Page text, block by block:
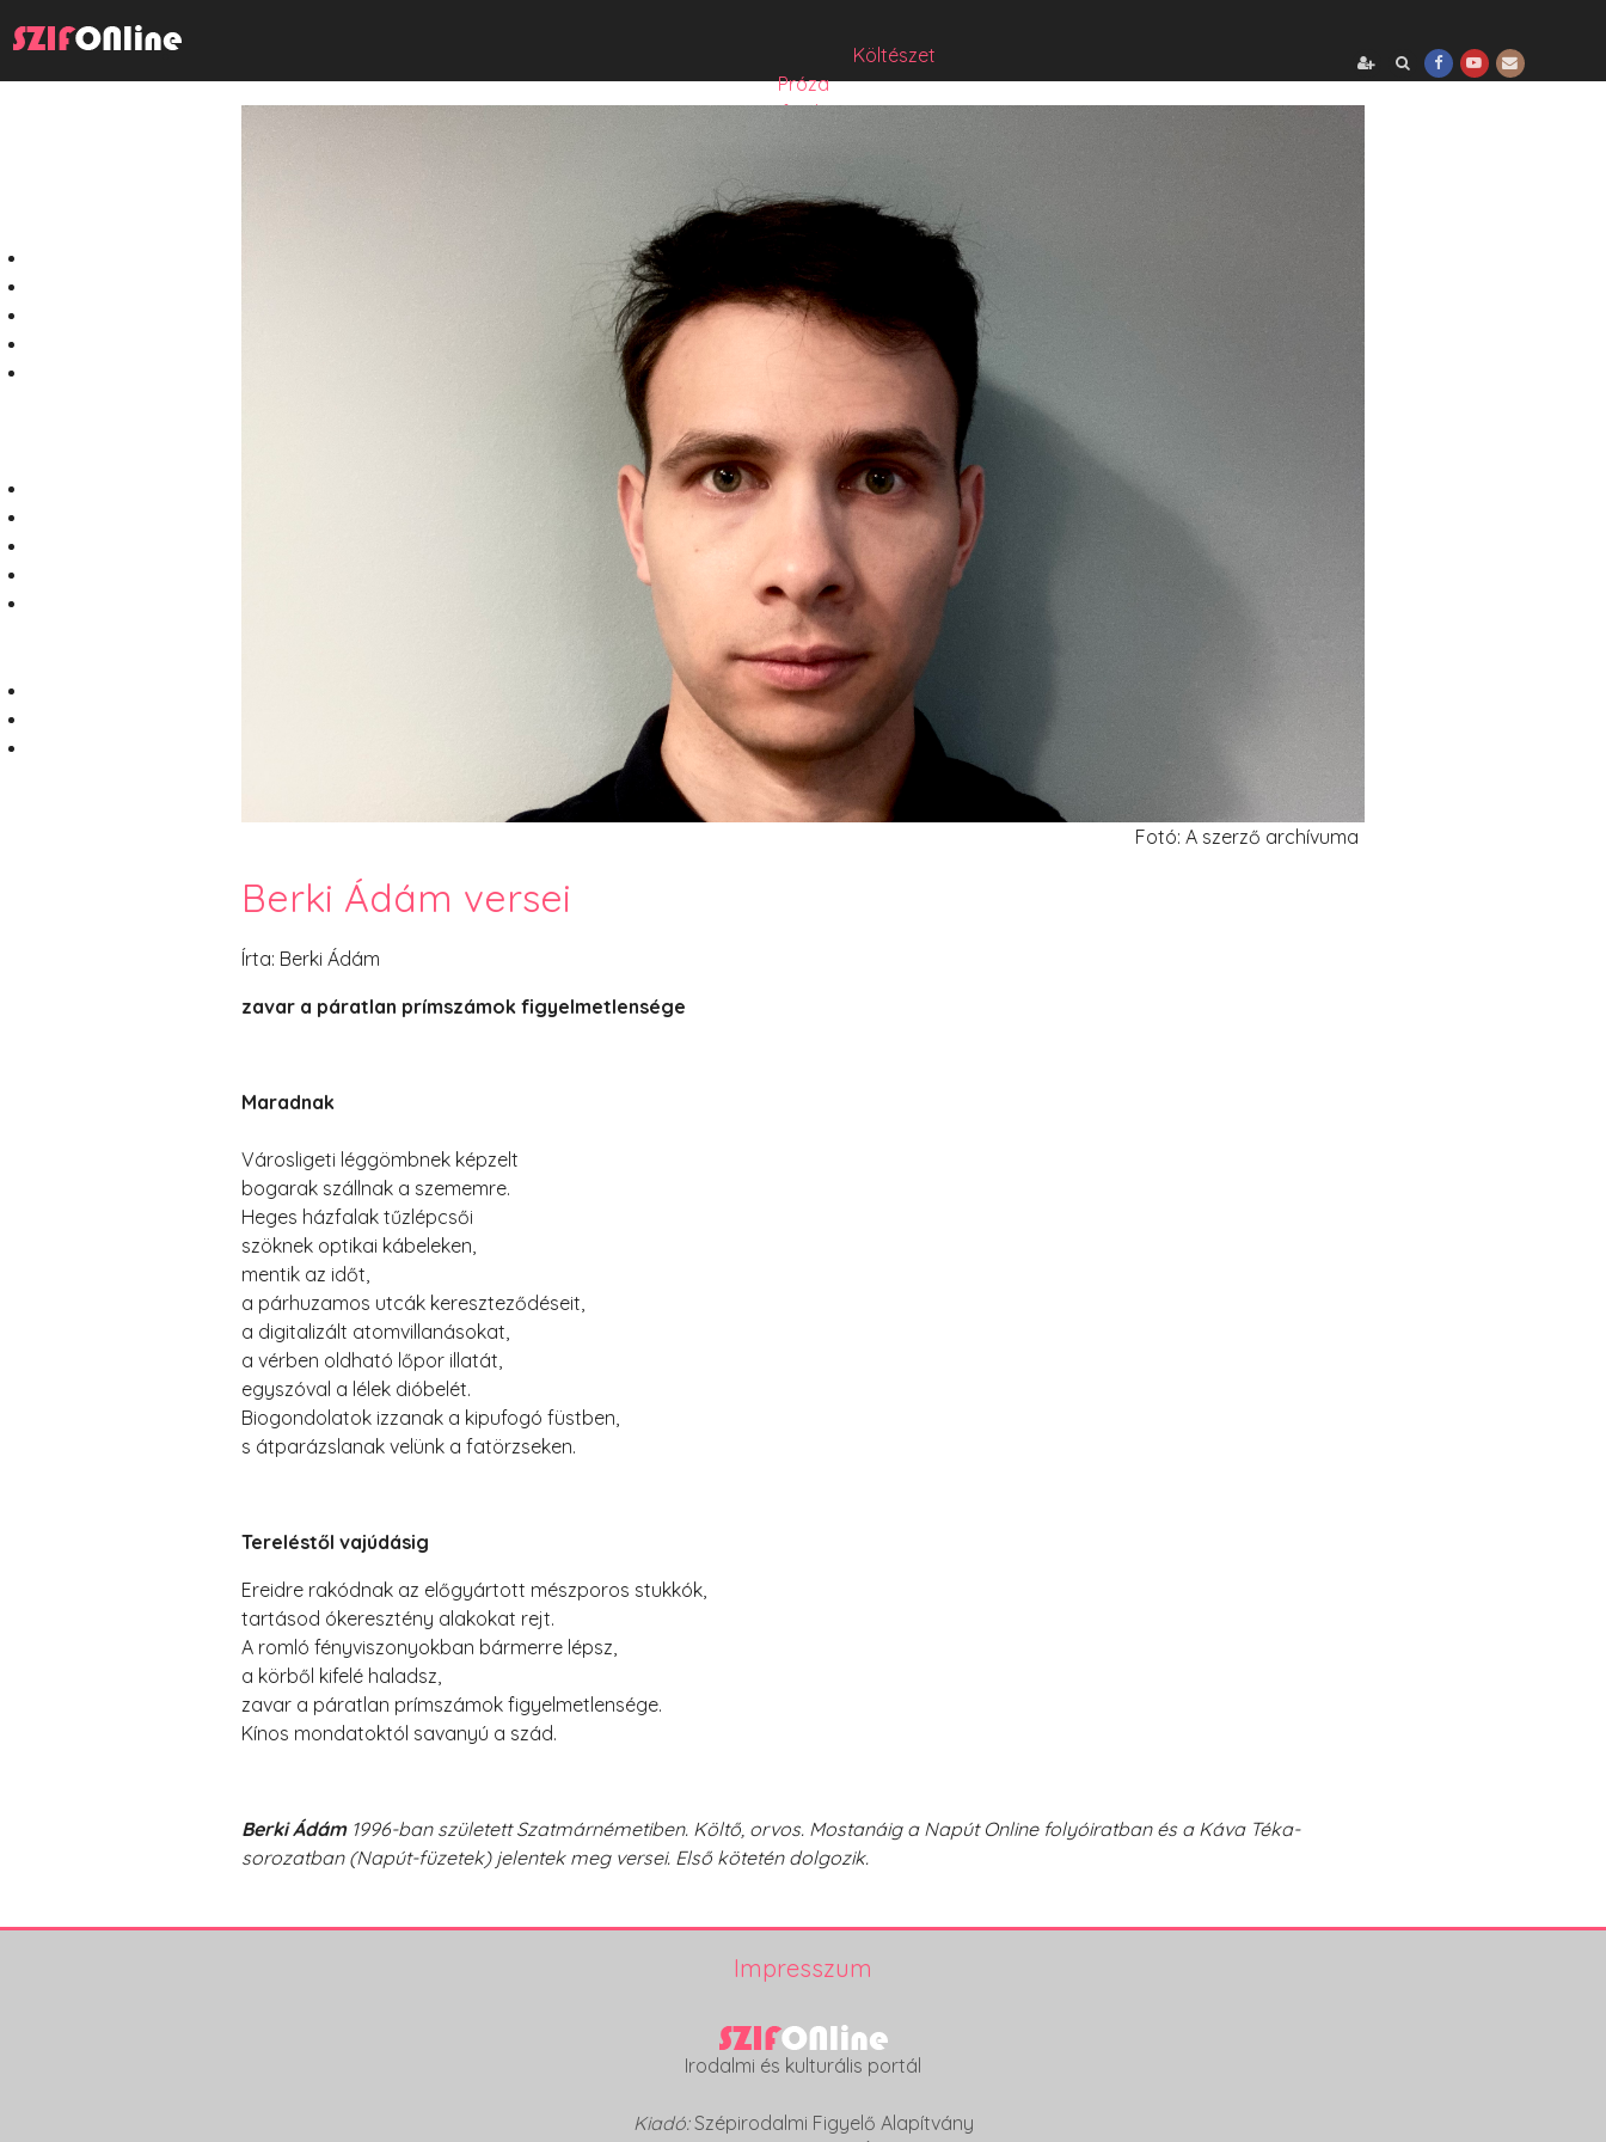
Költészet
Próza
Műfordítás
Folyó/irat/mentés
Sorozat
Hibrid
Hasznos szöveg
Józsefet nem kérdezte senki
Csízió
PesText
PesText 2021
PesText 2023
PesText 2024
PesText 2025
+SZIF
HNB
Eronim Mox szakácskönyve
Spoiler
Fotó: A szerző archívuma
Berki Ádám versei
Írta: Berki Ádám
zavar a páratlan prímszámok figyelmetlensége
Maradnak
Városligeti léggömbnek képzelt
bogarak szállnak a szememre.
Heges házfalak tűzlépcsői
szöknek optikai kábeleken,
mentik az időt,
a párhuzamos utcák kereszteződéseit,
a digitalizált atomvillanásokat,
a vérben oldható lőpor illatát,
egyszóval a lélek dióbelét.
Biogondolatok izzanak a kipufogó füstben,
s átparázslanak velünk a fatörzseken.
Tereléstől vajúdásig
Ereidre rakódnak az előgyártott mészporos stukkók,
tartásod ókeresztény alakokat rejt.
A romló fényviszonyokban bármerre lépsz,
a körből kifelé haladsz,
zavar a páratlan prímszámok figyelmetlensége.
Kínos mondatoktól savanyú a szád.
Berki Ádám1996-ban született Szatmárnémetiben. Költő, orvos. Mostanáig a Napút Online folyóiratban és a Káva Téka-
sorozatban (Napút-füzetek) jelentek meg versei. Első kötetén dolgozik.
Impresszum
Irodalmi és kulturális portál
Kiadó:Szépirodalmi Figyelő Alapítvány